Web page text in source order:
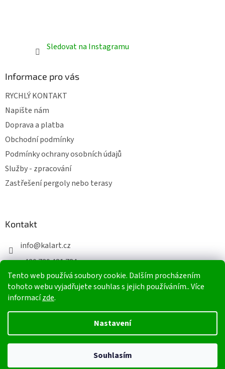
Tento web používá soubory cookie. Dalším procházením
tohoto webu vyjadřujete souhlas s jejich používáním.. Více
informacízde.
Nastavení
Souhlasím
Sledovat na Instagramu
Informace pro vás
RYCHLÝ KONTAKT
Napište nám
Doprava a platba
Obchodní podmínky
Podmínky ochrany osobních údajů
Služby - zpracování
Zastřešení pergoly nebo terasy
Kontakt
info@kalart.cz
+420 739 481 784
+420 603 565 223
Vytvořil Shoptet
Copyright 2026Elventa-shop. Všechna práva vyhrazena.